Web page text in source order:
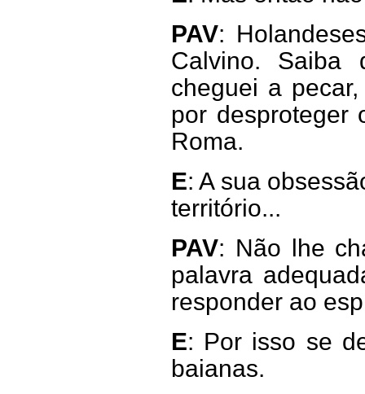
PAV:
Calvino. Saiba
cheguei a
por desproteger
Roma.
E: A sua
território...
PAV: Não lhe
palavra
responder ao
E: Por isso se
baianas.